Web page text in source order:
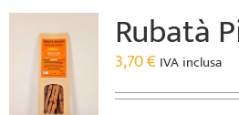
Pasticceria Secca
Azienda
Rubatà
3,70€ IVA inclusa